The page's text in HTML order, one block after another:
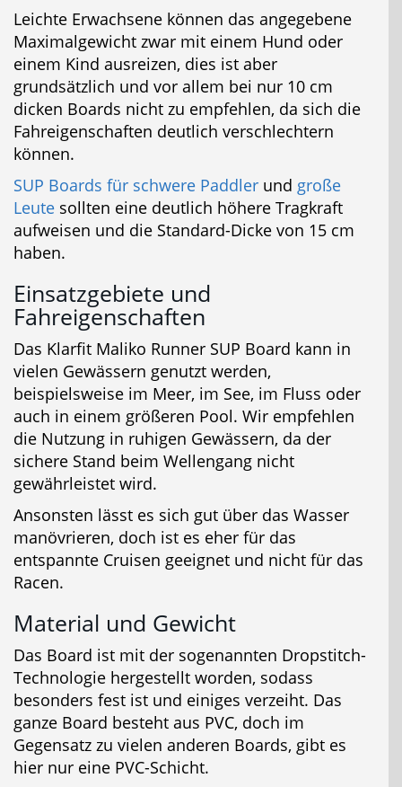
Leichte Erwachsene können das angegebene
Maximalgewicht zwar mit einem Hund oder
einem Kind ausreizen, dies ist aber
grundsätzlich und vor allem bei nur 10 cm
dicken Boards nicht zu empfehlen, da sich die
Fahreigenschaften deutlich verschlechtern
können.
SUP Boards für schwere Paddler und große
Leute sollten eine deutlich höhere Tragkraft
aufweisen und die Standard-Dicke von 15 cm
haben.
Einsatzgebiete und
Fahreigenschaften
Das Klarfit Maliko Runner SUP Board kann in
vielen Gewässern genutzt werden,
beispielsweise im Meer, im See, im Fluss oder
auch in einem größeren Pool. Wir empfehlen
die Nutzung in ruhigen Gewässern, da der
sichere Stand beim Wellengang nicht
gewährleistet wird.
Ansonsten lässt es sich gut über das Wasser
manövrieren, doch ist es eher für das
entspannte Cruisen geeignet und nicht für das
Racen.
Material und Gewicht
Das Board ist mit der sogenannten Dropstitch-
Technologie hergestellt worden, sodass
besonders fest ist und einiges verzeiht. Das
ganze Board besteht aus PVC, doch im
Gegensatz zu vielen anderen Boards, gibt es
hier nur eine PVC-Schicht.